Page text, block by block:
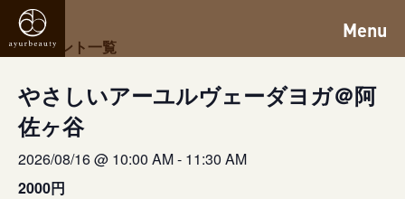
Menu
« イベント一覧
やさしいアーユルヴェーダヨガ＠阿
佐ヶ谷
2026/08/16 @ 10:00 AM- 11:30 AM
2000円